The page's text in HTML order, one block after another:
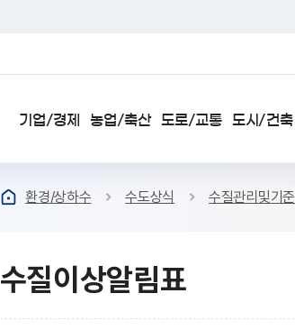
기업/경제 농업/축산 도로/교통 도시/건축
사이트맵
환경/상하수 수도상식 수질관리및기준
수질이상알림표